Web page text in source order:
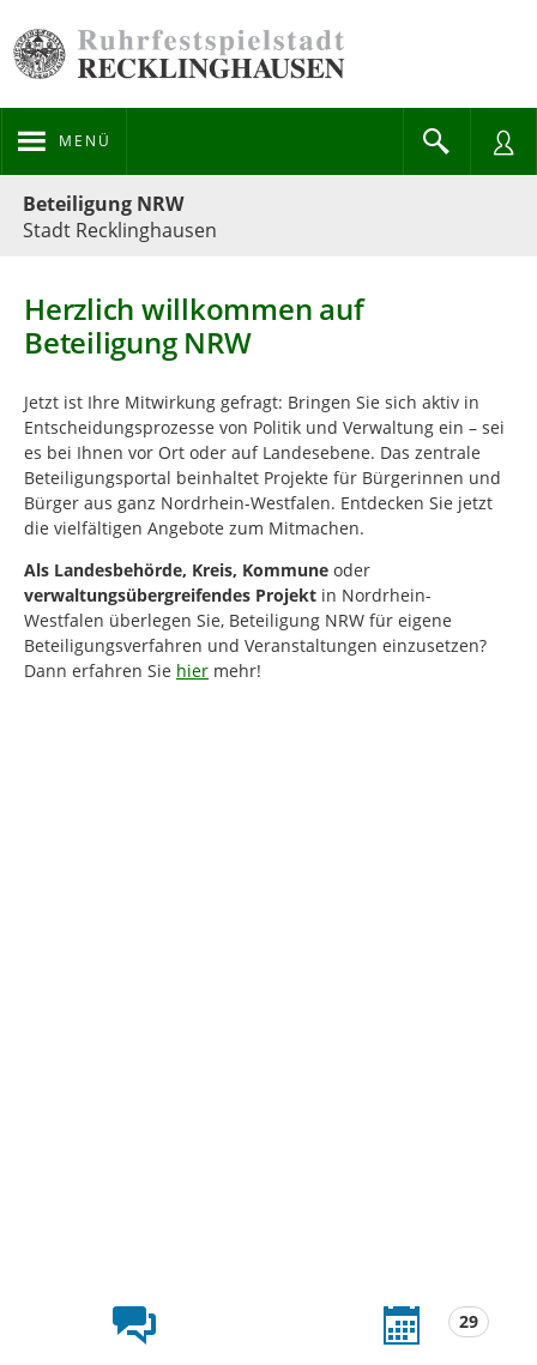
MENÜ
Beteiligung NRW
Stadt Recklinghausen
Herzlich willkommen auf
Beteiligung NRW
Jetzt ist Ihre Mitwirkung gefragt: Bringen Sie sich aktiv in
Entscheidungsprozesse von Politik und Verwaltung ein – sei
es bei Ihnen vor Ort oder auf Landesebene. Das zentrale
Beteiligungsportal beinhaltet Projekte für Bürgerinnen und
Bürger aus ganz Nordrhein-Westfalen. Entdecken Sie jetzt
die vielfältigen Angebote zum Mitmachen.
Als Landesbehörde, Kreis, Kommune oder
verwaltungsübergreifendes Projekt in Nordrhein-
Westfalen überlegen Sie, Beteiligung NRW für eigene
Beteiligungsverfahren und Veranstaltungen einzusetzen?
Dann erfahren Sie hier mehr!
Beteiligungsformate
29